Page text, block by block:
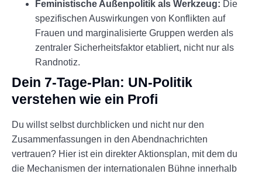
Feministische Außenpolitik als Werkzeug: Die
spezifischen Auswirkungen von Konflikten auf
Frauen und marginalisierte Gruppen werden als
zentraler Sicherheitsfaktor etabliert, nicht nur als
Randnotiz.
Dein 7-Tage-Plan: UN-Politik
verstehen wie ein Profi
Du willst selbst durchblicken und nicht nur den
Zusammenfassungen in den Abendnachrichten
vertrauen? Hier ist ein direkter Aktionsplan, mit dem du
die Mechanismen der internationalen Bühne innerhalb